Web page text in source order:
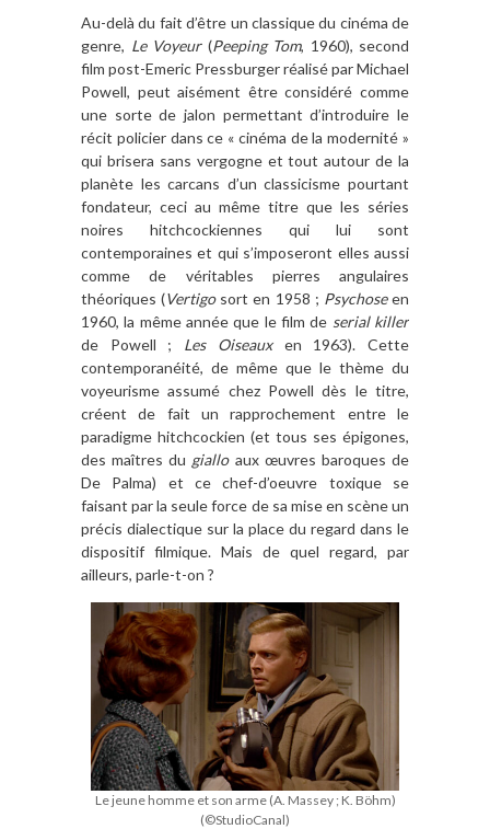
Au-delà du fait d’être un classique du cinéma de
genre, Le Voyeur (Peeping Tom, 1960), second
film post-Emeric Pressburger réalisé par Michael
Powell, peut aisément être considéré comme
une sorte de jalon permettant d’introduire le
récit policier dans ce « cinéma de la modernité »
qui brisera sans vergogne et tout autour de la
planète les carcans d’un classicisme pourtant
fondateur, ceci au même titre que les séries
noires hitchcockiennes qui lui sont
contemporaines et qui s’imposeront elles aussi
comme de véritables pierres angulaires
théoriques (Vertigo sort en 1958 ; Psychoseen
1960, la même année que le film de serial killer
de Powell ; Les Oiseaux en 1963). Cette
contemporanéité, de même que le thème du
voyeurisme assumé chez Powell dès le titre,
créent de fait un rapprochement entre le
paradigme hitchcockien (et tous ses épigones,
des maîtres du gialloaux œuvres baroques de
De Palma) et ce chef-d’oeuvre toxique se
faisant par la seule force de sa mise en scène un
précis dialectique sur la place du regard dans le
dispositif filmique. Mais de quel regard, par
ailleurs, parle-t-on ?
Le jeune homme et son arme (A. Massey ; K. Böhm)
(©StudioCanal)